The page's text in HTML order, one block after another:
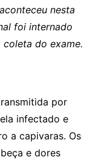
nesta
foi internado
do exame.
por
infectado e
a capivaras. Os
e dores